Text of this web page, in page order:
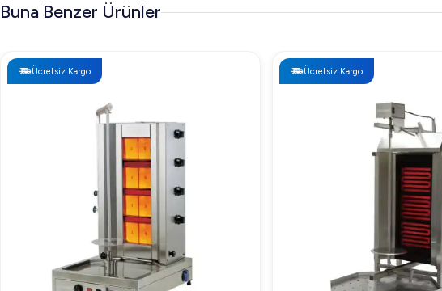
Buna Benzer Ürünler
Ücretsiz Kargo Ücretsiz Kargo